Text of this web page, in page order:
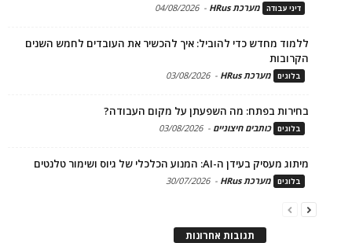
דיני עבודה מערכת HRus -
04/08/2026
ללמוד מחדש כדי להוביל: איך להכשיר את העובדים לחמש השנים
הקרובות
בלוגים מערכת HRus -
03/08/2026
בחירות בפתח: מה השפעתן על מקום העבודה?
בלוגים כותבים חיצוניים -
03/08/2026
מיתוג מעסיק בעידן ה-AI: המנוע הכלכלי של גיוס ושימור טלנטים
בלוגים מערכת HRus -
30/07/2026
תגובות אחרונות